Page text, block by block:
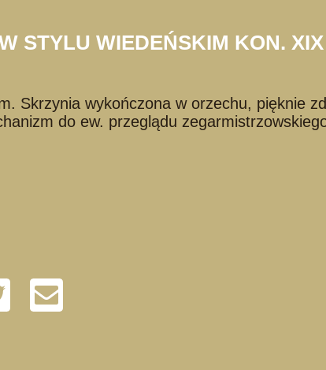
STYLU WIEDEŃSKIM KON.
Skrzynia wykończona w orzechu, pięknie
do ew. przeglądu